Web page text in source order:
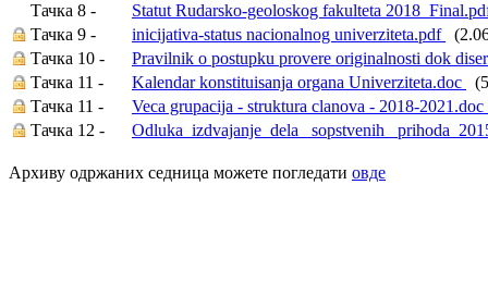
Тачка 8 -
Statut Rudarsko-geoloskog fakulteta
Тачка 9 -
inicijativa-status nacionalnog univerziteta.pdf
Тачка 10 -
Pravilnik o postupku provere originalnosti dok
Тачка 11 -
Kalendar konstituisanja organa Univerziteta.doc
Тачка 11 -
Veca grupacija - struktura clanova - 2018-2021.doc
Тачка 12 -
Odluka_izdvajanje_dela_ sopstvenih_
Архиву одржаних седница можете погледати овде